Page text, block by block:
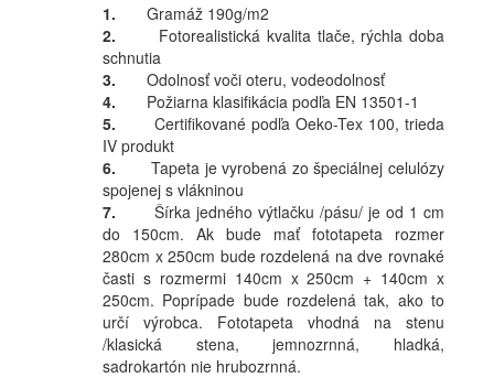
1. Gramáž 190g/m2
2. Fotorealistická kvalita tlače, rýchla doba
schnutia
3. Odolnosť voči oteru, vodeodolnosť
4. Požiarna klasifikácia podľa EN 13501-1
5. Certifikované podľa Oeko-Tex 100, trieda
IV produkt
6.Tapeta je vyrobená zo špeciálnej celulózy
spojenej s vlákninou
7. Šírka jedného výtlačku /pásu/ je od 1 cm
do 150cm. Ak bude mať fototapeta rozmer
280cm x 250cm bude rozdelená na dve rovnaké
časti s rozmermi 140cm x 250cm + 140cm x
250cm. Poprípade bude rozdelená tak, ako to
určí výrobca. Fototapeta vhodná na stenu
/klasická stena, jemnozrnná, hladká,
sadrokartón nie hrubozrnná.